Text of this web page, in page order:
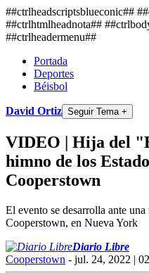
##ctrlheadscriptsblueconic##
##ctrlhtmlheadnota##
##ctrlheadermenu##
Portada
Deportes
Béisbol
David Ortiz Seguir Tema +
VIDEO | Hija del
himno de los
Cooperstown
El evento se desarrolla ante
Cooperstown, en Nueva York
Diario Libre
Cooperstown - jul. 24, 2022 |